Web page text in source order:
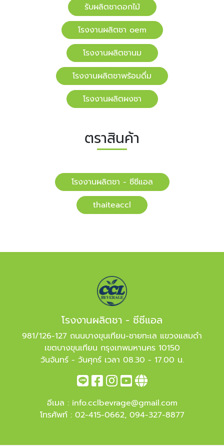
รับผลิตชาดอกไม้
โรงงานผลิตชา oem
โรงงานผลิตชานม
โรงงานผลิตชาพร้อมดื่ม
โรงงานผลิตผงชา
ตราสินค้า
โรงงานผลิตชา - ซีซีแอล
​​thaiteaccl
โรงงานผลิตชา - ซีซีแอล
981/126-127 ถนนบางขุนเทียน-ชายทะเล แขวงแสมดำ
เขตบางขุนเทียน กรุงเทพมหานคร 10150
วันจันทร์ - วันศุกร์ เวลา 08.30 - 17.00 น.
อีเมล : info.cclbevrage@gmail.com
โทรศัพท์ : 02-415-0662, 094-327-8877